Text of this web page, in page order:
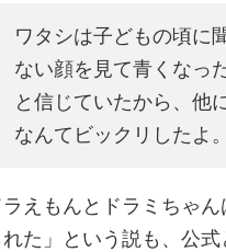
ワタシは子どもの頃に
ない顔を見て青くなっ
と信じていたから、他
なんてビックリしたよ。
えもんとドラミちゃん
た」という説も、公